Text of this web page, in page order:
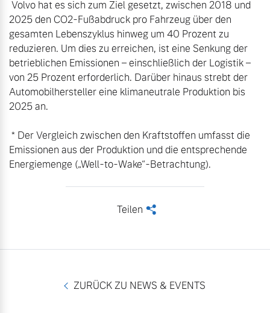
2025 den CO2-Fußabdruck pro Fahrzeug über den
gesamten Lebenszyklus hinweg um 40 Prozent zu
reduzieren. Um dies zu erreichen, ist eine Senkung der
betrieblichen Emissionen – einschließlich der Logistik –
von 25 Prozent erforderlich. Darüber hinaus strebt der
Automobilhersteller eine klimaneutrale Produktion bis
2025 an.
Emissionen aus der Produktion und die entsprechende
Energiemenge („Well-to-Wake“-Betrachtung).
Teilen <
ZURÜCK ZU NEWS & EVENTS